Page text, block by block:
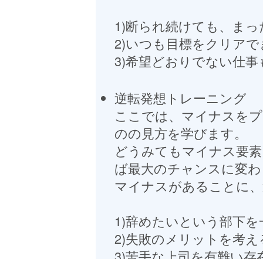
1)断られ続けても、ま
2)いつも目標をクリア
3)希望どおりでない仕
逆転発想トレーニング
ここでは、マイナスを
のの見方を学びます。
どうみてもマイナス要
ば最大のチャンスに変
マイナスがあることに
1)辞めたいという部下
2)失敗のメリットを考え